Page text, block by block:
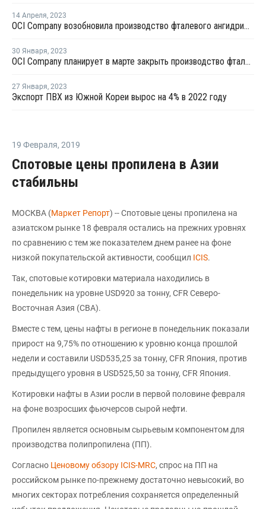
14 Апреля, 2023
OCI Company возобновила производство фталевого ангидрида в Южной Корее после ремонта
30 Января, 2023
OCI Company планирует в марте закрыть производство фталевого ангидрида в Южной Корее на ремонт
27 Января, 2023
Экспорт ПВХ из Южной Кореи вырос на 4% в 2022 году
19 Февраля, 2019
Спотовые цены пропилена в Азии
стабильны
МОСКВА (Маркет Репорт) -- Спотовые цены пропилена на
азиатском рынке 18 февраля остались на прежних уровнях
по сравнению с тем же показателем днем ранее на фоне
низкой покупательской активности, сообщил ICIS.
Так, спотовые котировки материала находились в
понедельник на уровне USD920 за тонну, CFR Северо-
Восточная Азия (СВА).
Вместе с тем, цены нафты в регионе в понедельник показали
прирост на 9,75% по отношению к уровню конца прошлой
недели и составили USD535,25 за тонну, CFR Япония, против
предыдущего уровня в USD525,50 за тонну, CFR Япония.
Котировки нафты в Азии росли в первой половине февраля
на фоне возросших фьючерсов сырой нефти.
Пропилен является основным сырьевым компонентом для
производства полипропилена (ПП).
Согласно Ценовому обзору ICIS-MRC, спрос на ПП на
российском рынке по-прежнему достаточно невысокий, во
многих секторах потребления сохраняется определенный